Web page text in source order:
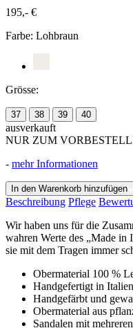
195,- €
Farbe: Lohbraun
Grösse:
37 38 39 40
ausverkauft
NUR ZUM
- mehr Informationen
In den Warenkorb hinzufügen
Beschreibung Pflege
Wir haben uns für die
wahren Werte des „Made in
sie mit dem Tragen immer
Obermaterial 100 %
Handgefertigt in Italien
Handgefärbt und
Obermaterial aus
Sandalen mit